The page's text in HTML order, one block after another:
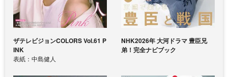
ザテレビジョンCOLORS Vol.61 P
INK
表紙：中島健人
NHK2026年 大河ドラマ 豊臣兄
弟！完全ナビブック